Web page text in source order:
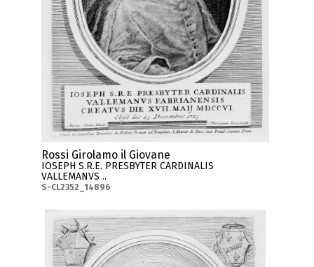
Rossi Girolamo il Giovane
IOSEPH S.R.E. PRESBYTER CARDINALIS
VALLEMANVS ..
S-CL2352_14896